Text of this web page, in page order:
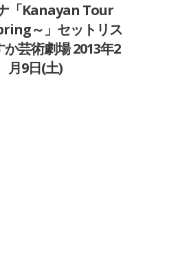
「Kanayan Tour
～」セットリス
か芸術劇場 2013年2
月9日(土)